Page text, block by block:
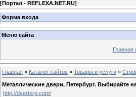
[Портал - REFLEXA.NET.RU]
Форма входа
Меню сайта
Главная
Главная » Каталог сайтов » Товары и услуги »
Металлические двери, Петербург. Выбирайте
http://dvertorg.com/